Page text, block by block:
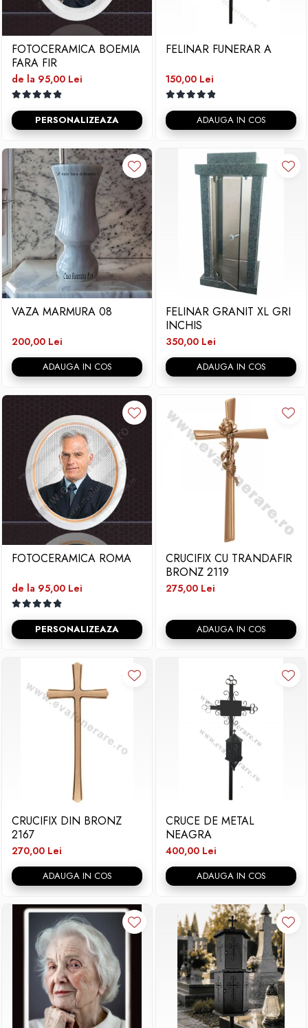
FOTOCERAMICA BOEMIA
FARA FIR
de la 95,00 Lei
PERSONALIZEAZA
FELINAR FUNERAR A
150,00 Lei
ADAUGA IN COS
VAZA MARMURA 08
200,00 Lei
ADAUGA IN COS
FELINAR GRANIT XL GRI
INCHIS
350,00 Lei
ADAUGA IN COS
FOTOCERAMICA ROMA
de la 95,00 Lei
PERSONALIZEAZA
CRUCIFIX CU TRANDAFIR
BRONZ 2119
275,00 Lei
ADAUGA IN COS
CRUCIFIX DIN BRONZ
2167
270,00 Lei
ADAUGA IN COS
CRUCE DE METAL
NEAGRA
400,00 Lei
ADAUGA IN COS